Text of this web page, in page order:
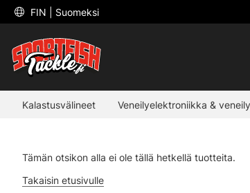
FIN | Suomeksi
Kalastusvälineet Veneilyelektroniikka & veneily
Tämän otsikon alla ei ole tällä hetkellä tuotteita.
Takaisin etusivulle